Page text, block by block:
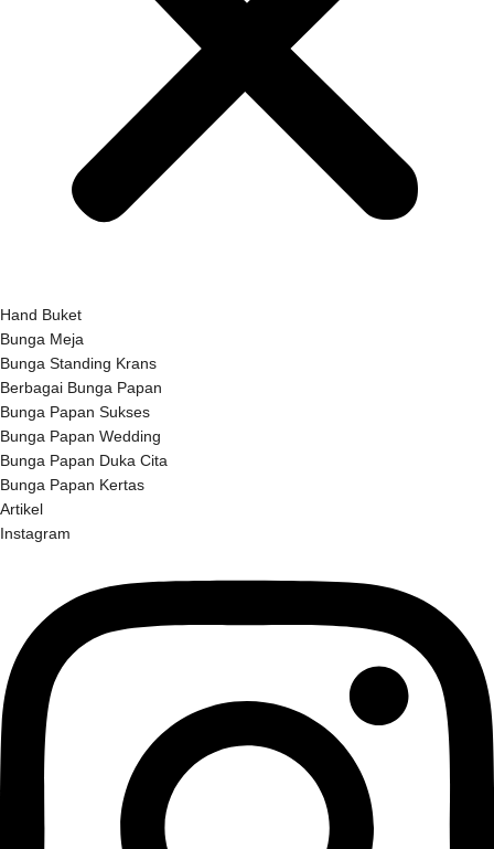
Hand Buket
Bunga Meja
Bunga Standing Krans
Berbagai Bunga Papan
Bunga Papan Sukses
Bunga Papan Wedding
Bunga Papan Duka Cita
Bunga Papan Kertas
Artikel
Instagram